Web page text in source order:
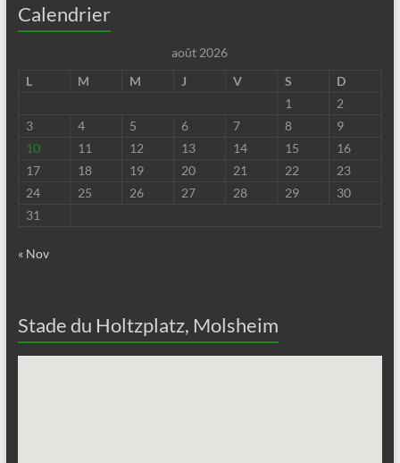
Calendrier
août 2026
L
M M J V S
D
1
2
3
4 5 6 7 8
9
10
11 12 13 14 15
16
17
18 19 20 21 22
23
24
25 26 27 28 29
30
31
« Nov
Stade du Holtzplatz, Molsheim